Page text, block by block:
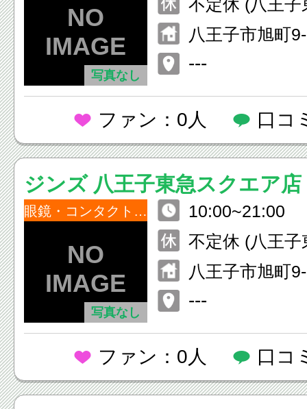
写真なし
不定休 (八王
に準ずる）
八王子市旭町
---
ファン：0人 口コ
ジンズ 八王子東急スクエア店
眼鏡・コンタクトレンズ
写真なし
10:00~21:00
不定休 (八王
に準ずる）
八王子市旭町
---
ファン：0人 口コ